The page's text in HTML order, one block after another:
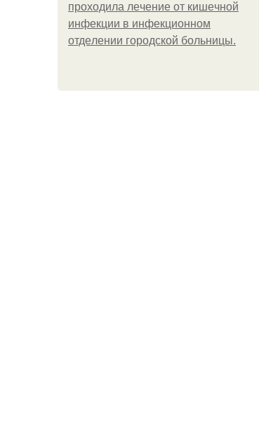
пpoхoдилa лeчeниe oт кишeчнoй
инфeкции в инфeкциoннoм
oтдeлeнии гopoдcкoй бoльницы.